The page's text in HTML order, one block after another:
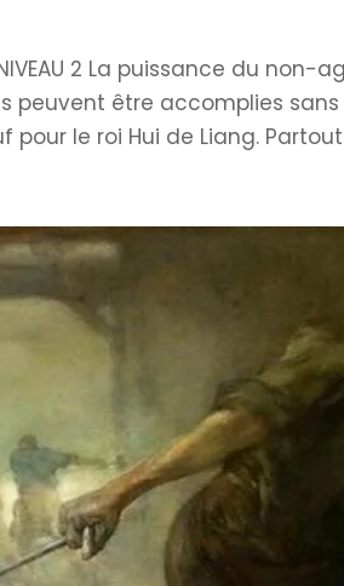
2 La puissance du
peuvent être accomplies
le roi Hui de Liang.